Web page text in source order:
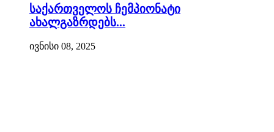
საქართველოს ჩემპიონატი
ახალგაზრდებს...
ივნისი 08, 2025